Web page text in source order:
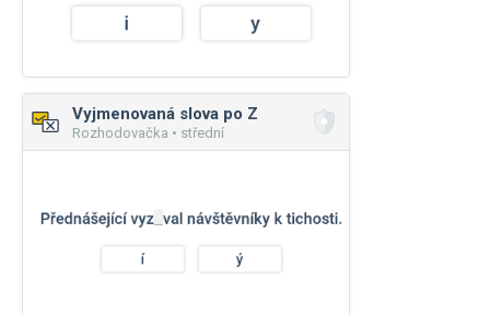
Vyjmenovaná slova po Z
Rozhodovačka • střední